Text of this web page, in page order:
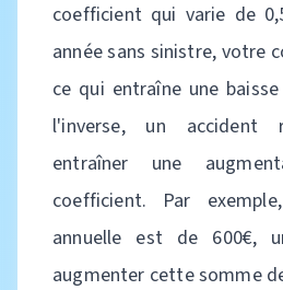
coefficient qui varie de
année sans sinistre, votre
ce qui entraîne une
l'inverse, un accident
entraîner une
coefficient. Par
annuelle est de 600€,
augmenter cette somme